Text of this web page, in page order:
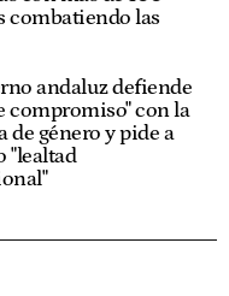
combatiendo las
andaluz defiende
compromiso" con la
de género y pide a
"lealtad